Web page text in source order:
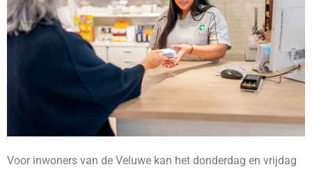
Voor inwoners van de Veluwe kan het donderdag en vrijdag